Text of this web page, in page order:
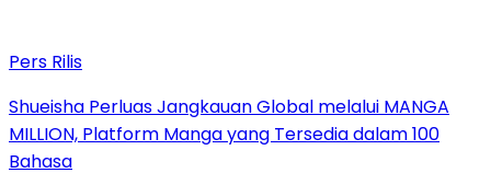
Pers Rilis
Shueisha Perluas Jangkauan Global melalui MANGA
MILLION, Platform Manga yang Tersedia dalam 100
Bahasa